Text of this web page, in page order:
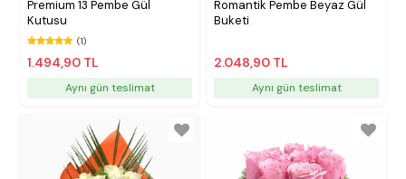
Premium 13 Pembe Gül
Kutusu
(1)
1.494,90 TL
Aynı gün teslimat
Romantik Pembe Beyaz Gül
Buketi
2.048,90 TL
Aynı gün teslimat